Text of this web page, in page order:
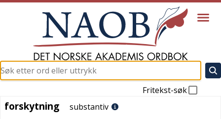
Fritekst-søk
forskytning
forskytning substantiv